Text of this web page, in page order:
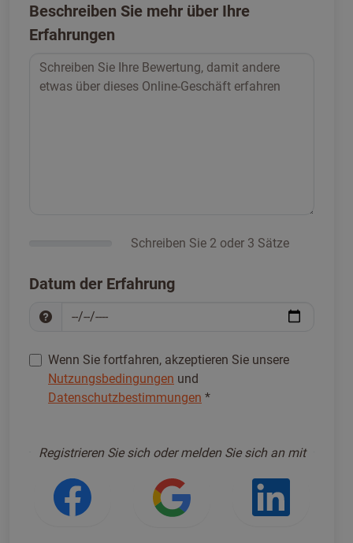
Beschreiben Sie mehr über Ihre
Erfahrungen
Schreiben Sie 2 oder 3 Sätze
Datum der Erfahrung
Wenn Sie fortfahren, akzeptieren Sie unsere
Nutzungsbedingungen und
Datenschutzbestimmungen *
Registrieren Sie sich oder melden Sie sich an mit
Anmeldung mit Facebook
Anmeldung mit